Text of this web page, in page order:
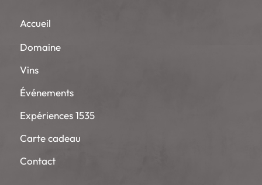
Accueil
Domaine
Vins
Événements
Expériences 1535
Carte cadeau
Contact